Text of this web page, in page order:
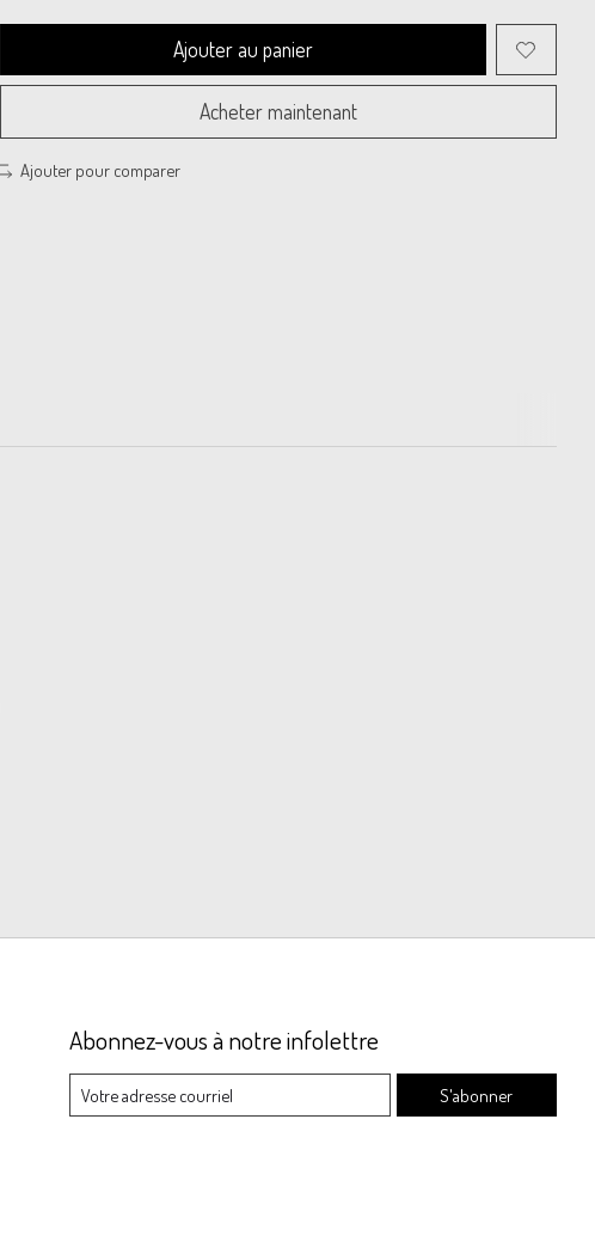
Ajouter au panier
Acheter maintenant
Ajouter pour comparer
Abonnez-vous à notre infolettre
S'abonner